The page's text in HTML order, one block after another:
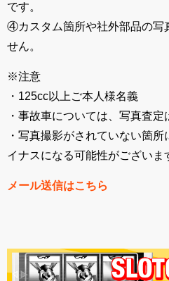
です。
④カスタム箇所や社外部品の
せん。
※注意
・125cc以上ご本人様名義
・事故車については、写真査定
・写真撮影がされていない箇
イナスになる可能性がございま
メール送信はこちら